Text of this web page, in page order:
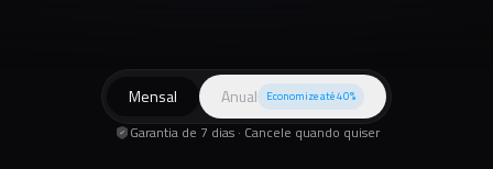
Mensal Anual Economize até 40%
Garantia de 7 dias · Cancele quando quiser